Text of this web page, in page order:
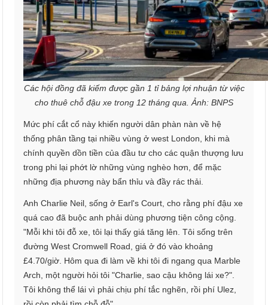
Các hội đồng đã kiếm được gần 1 tỉ bảng lợi nhuận từ việc
cho thuê chỗ đậu xe trong 12 tháng qua. Ảnh: BNPS
Mức phí cắt cổ này khiến người dân phàn nàn về hệ
thống phân tầng tại nhiều vùng ở west London, khi mà
chính quyền dồn tiền của đầu tư cho các quận thượng lưu
trong phi lại phớt lờ những vùng nghèo hơn, để mặc
những địa phương này bẩn thỉu và đầy rác thải.
Anh Charlie Neil, sống ở Earl's Court, cho rằng phí đậu xe
quá cao đã buộc anh phải dùng phương tiện công cộng.
"Mỗi khi tôi đỗ xe, tôi lại thấy giá tăng lên. Tôi sống trên
đường West Cromwell Road, giá ở đó vào khoảng
£4.70/giờ. Hôm qua đi làm về khi tôi đi ngang qua Marble
Arch, một người hỏi tôi "Charlie, sao cậu không lái xe?".
Tôi không thể lái vì phải chịu phí tắc nghẽn, rồi phí Ulez,